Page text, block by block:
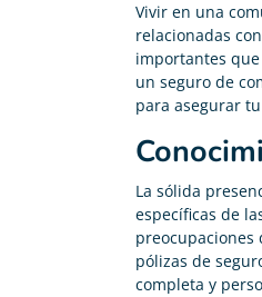
Vivir en una
relacionadas
importantes
un seguro de
para asegurar
La sólida
específicas de
preocupaciones
pólizas de
completa y